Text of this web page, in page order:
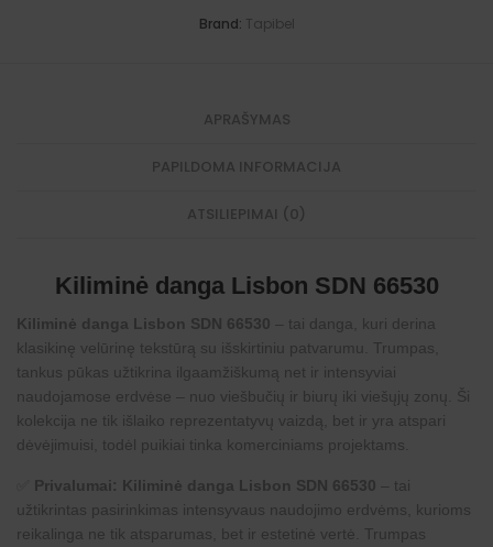
Brand: Tapibel
APRAŠYMAS
PAPILDOMA INFORMACIJA
ATSILIEPIMAI (0)
Kiliminė danga Lisbon SDN 66530
Kiliminė danga Lisbon SDN 66530 – tai danga, kuri derina
klasikinę velūrinę tekstūrą su išskirtiniu patvarumu. Trumpas,
tankus pūkas užtikrina ilgaamžiškumą net ir intensyviai
naudojamose erdvėse – nuo viešbučių ir biurų iki viešųjų zonų. Ši
kolekcija ne tik išlaiko reprezentatyvų vaizdą, bet ir yra atspari
dėvėjimuisi, todėl puikiai tinka komerciniams projektams.
Privalumai: Kiliminė danga Lisbon SDN 66530 – tai
užtikrintas pasirinkimas intensyvaus naudojimo erdvėms, kurioms
reikalinga ne tik atsparumas, bet ir estetinė vertė. Trumpas